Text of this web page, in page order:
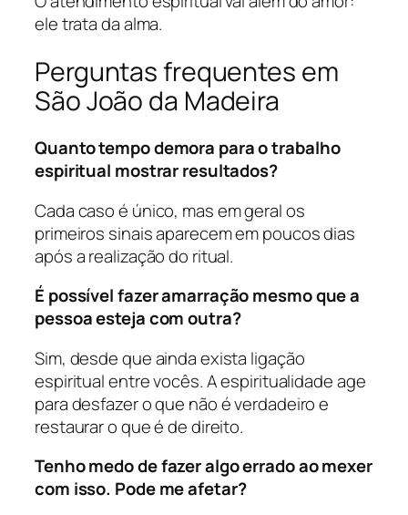
ele trata da alma.
Perguntas frequentes em
São João da Madeira
Quanto tempo demora para o trabalho
espiritual mostrar resultados?
Cada caso é único, mas em geral os
primeiros sinais aparecem em poucos dias
após a realização do ritual.
É possível fazer amarração mesmo que a
pessoa esteja com outra?
Sim, desde que ainda exista ligação
espiritual entre vocês. A espiritualidade age
para desfazer o que não é verdadeiro e
restaurar o que é de direito.
Tenho medo de fazer algo errado ao mexer
com isso. Pode me afetar?